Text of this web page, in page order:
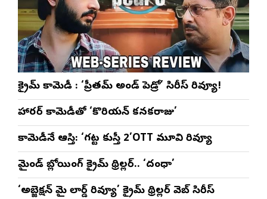
క్రైమ్ కామెడీ : ‘ప్రీతమ్ అండ్ పెడ్రో’ సిరీస్ రివ్యూ!
హారర్ కామెడీతో ‘కొరియన్ కనకరాజు’
కామెడీనే ఆస్తి: ‘గట్ట కుస్తీ 2’OTT మూవి రివ్యూ
మైండ్ బ్లోయింగ్ క్రైమ్ థ్రిల్లర్.. ‘దంధా’
‘అబ్జెక్ష‌న్ మై లార్డ్ రివ్యూ’ క్రైమ్ థ్రిల్ల‌ర్ వెబ్ సిరీస్